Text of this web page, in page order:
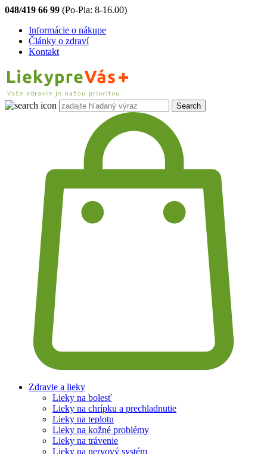
048/419 66 99 (Po-Pia: 8-16.00)
Informácie o nákupe
Články o zdraví
Kontakt
Zdravie a lieky
Lieky na bolesť
Lieky na chrípku a prechladnutie
Lieky na teplotu
Lieky na kožné problémy
Lieky na trávenie
Lieky na nervový systém